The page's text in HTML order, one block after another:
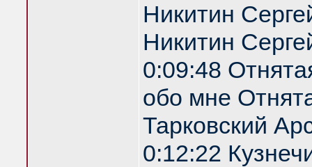
Никитин
Никитин
0:09:48
обо мне
Тарковский
0:12:22